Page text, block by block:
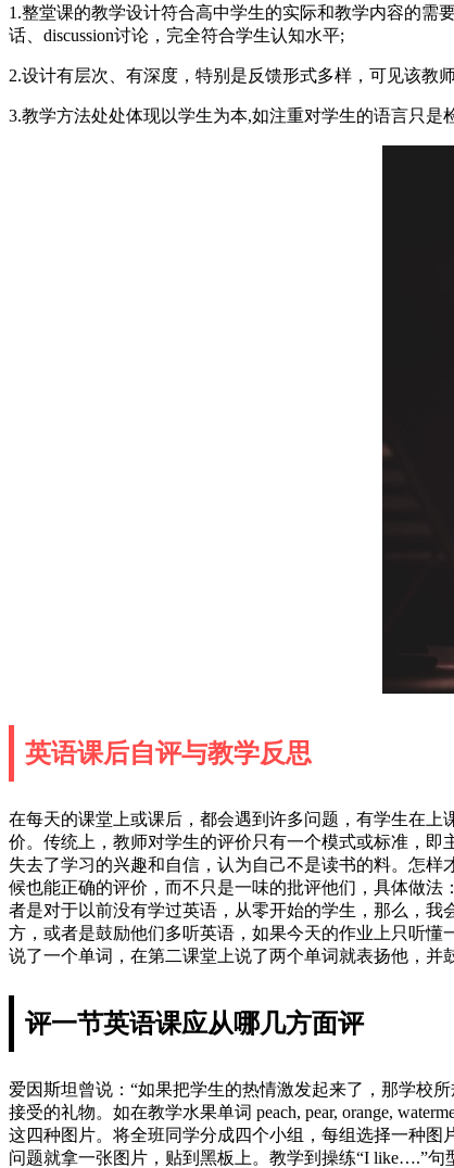
1.整堂课的教学设计符合高中学生的实际和教学内容的需
话、discussion讨论，完全符合学生认知水平;
2.设计有层次、有深度，特别是反馈形式多样，可见该教
3.教学方法处处体现以学生为本,如注重对学生的语言只
英语课后自评与教学反思
在每天的课堂上或课后，都会遇到许多问题，有学生在
价。传统上，教师对学生的评价只有一个模式或标准，
失去了学习的兴趣和自信，认为自己不是读书的料。怎
候也能正确的评价，而不只是一味的批评他们，具体做
者是对于以前没有学过英语，从零开始的学生，那么，
方，或者是鼓励他们多听英语，如果今天的作业上只听
说了一个单词，在第二课堂上说了两个单词就表扬他，并
评一节英语课应从哪几方面评
爱因斯坦曾说：“如果把学生的热情激发起来了，那学校
接受的礼物。如在教学水果单词 peach, pear, orange,
这四种图片。将全班同学分成四个小组，每组选择一种
问题就拿一张图片，贴到黑板上。教学到操练“I like….”句